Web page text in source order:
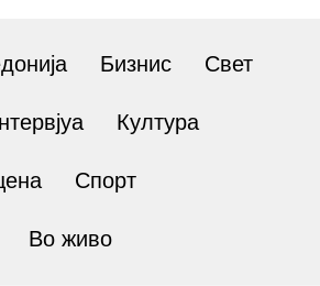
Бизнис Свет
Култура
Спорт
Во живо